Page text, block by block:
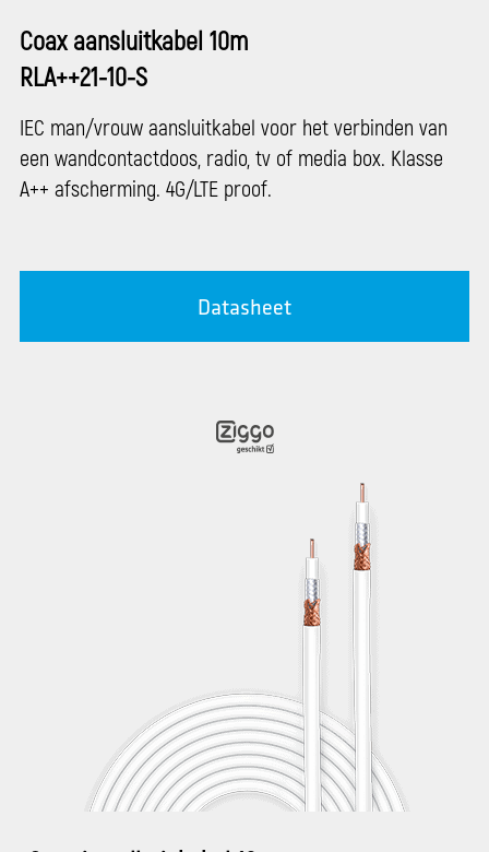
Coax aansluitkabel 10m
RLA++21-10-S
IEC man/vrouw aansluitkabel voor het verbinden van
een wandcontactdoos, radio, tv of media box. Klasse
A++ afscherming. 4G/LTE proof.
Datasheet